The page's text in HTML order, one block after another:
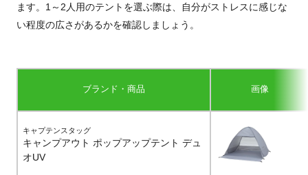
ます。1～2人用のテントを選ぶ際は、自分がストレスに感じな
い程度の広さがあるかを確認しましょう。
ブランド・商品 画像
キャプテンスタッグ
キャンプアウト ポップアップテント デュ
オUV